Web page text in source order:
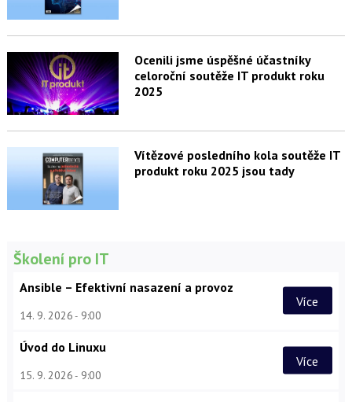
Ocenili jsme úspěšné účastníky
celoroční soutěže IT produkt roku
2025
Vítězové posledního kola soutěže IT
produkt roku 2025 jsou tady
Školení pro IT
Ansible – Efektivní nasazení a provoz
14. 9. 2026 9:00
Více
Úvod do Linuxu
15. 9. 2026 9:00
Více